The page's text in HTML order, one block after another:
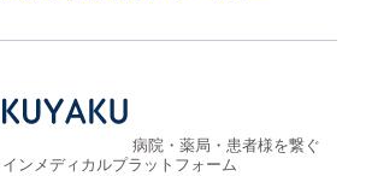
病院・薬局・患者様を繋ぐ
ンメディカルプラットフォーム